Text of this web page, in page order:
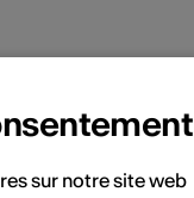
sur notre site web